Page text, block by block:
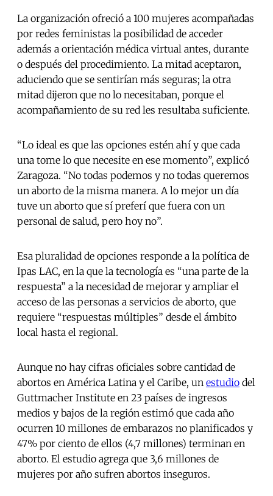
La organización ofreció a 100 mujeres acompañadas
por redes feministas la posibilidad de acceder
además a orientación médica virtual antes, durante
o después del procedimiento. La mitad aceptaron,
aduciendo que se sentirían más seguras; la otra
mitad dijeron que no lo necesitaban, porque el
acompañamiento de su red les resultaba suficiente.
“Lo ideal es que las opciones estén ahí y que cada
una tome lo que necesite en ese momento”, explicó
Zaragoza. “No todas podemos y no todas queremos
un aborto de la misma manera. A lo mejor un día
tuve un aborto que sí preferí que fuera con un
personal de salud, pero hoy no”.
Esa pluralidad de opciones responde a la política de
Ipas LAC, en la que la tecnología es “una parte de la
respuesta” a la necesidad de mejorar y ampliar el
acceso de las personas a servicios de aborto, que
requiere “respuestas múltiples” desde el ámbito
local hasta el regional.
Aunque no hay cifras oficiales sobre cantidad de
abortos en América Latina y el Caribe, un estudio del
Guttmacher Institute en 23 países de ingresos
medios y bajos de la región estimó que cada año
ocurren 10 millones de embarazos no planificados y
47% por ciento de ellos (4,7 millones) terminan en
aborto. El estudio agrega que 3,6 millones de
mujeres por año sufren abortos inseguros.